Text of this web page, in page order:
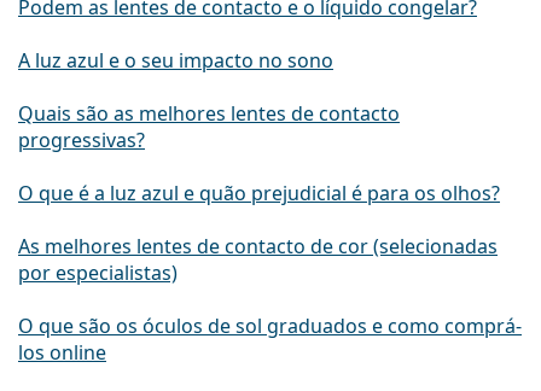
Podem as lentes de contacto e o líquido congelar?
A luz azul e o seu impacto no sono
Quais são as melhores lentes de contacto
progressivas?
O que é a luz azul e quão prejudicial é para os olhos?
As melhores lentes de contacto de cor (selecionadas
por especialistas)
O que são os óculos de sol graduados e como comprá-
los online